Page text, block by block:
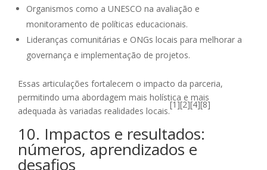
Organismos como a UNESCO na avaliação e
monitoramento de políticas educacionais.
Lideranças comunitárias e ONGs locais para melhorar a
governança e implementação de projetos.
Essas articulações fortalecem o impacto da parceria,
permitindo uma abordagem mais holística e mais
adequada às variadas realidades locais.
[1][2][4][8]
10. Impactos e resultados:
números, aprendizados e
desafios